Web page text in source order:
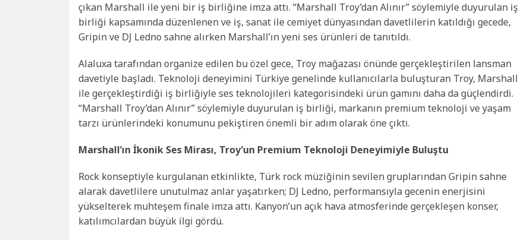
çıkan Marshall ile yeni bir iş birliğine imza attı. “Marshall Troy’dan Alınır” söylemiyle duyurulan iş
birliği kapsamında düzenlenen ve iş, sanat ile cemiyet dünyasından davetlilerin katıldığı gecede,
Gripin ve DJ Ledno sahne alırken Marshall’ın yeni ses ürünleri de tanıtıldı.
Alaluxa tarafından organize edilen bu özel gece, Troy mağazası önünde gerçekleştirilen lansman
davetiyle başladı. Teknoloji deneyimini Türkiye genelinde kullanıcılarla buluşturan Troy, Marshall
ile gerçekleştirdiği iş birliğiyle ses teknolojileri kategorisindeki ürün gamını daha da güçlendirdi.
“Marshall Troy’dan Alınır” söylemiyle duyurulan iş birliği, markanın premium teknoloji ve yaşam
tarzı ürünlerindeki konumunu pekiştiren önemli bir adım olarak öne çıktı.
Marshall’ın İkonik Ses Mirası, Troy’un Premium Teknoloji Deneyimiyle Buluştu
Rock konseptiyle kurgulanan etkinlikte, Türk rock müziğinin sevilen gruplarından Gripin sahne
alarak davetlilere unutulmaz anlar yaşatırken; DJ Ledno, performansıyla gecenin enerjisini
yükselterek muhteşem finale imza attı. Kanyon’un açık hava atmosferinde gerçekleşen konser,
katılımcılardan büyük ilgi gördü.